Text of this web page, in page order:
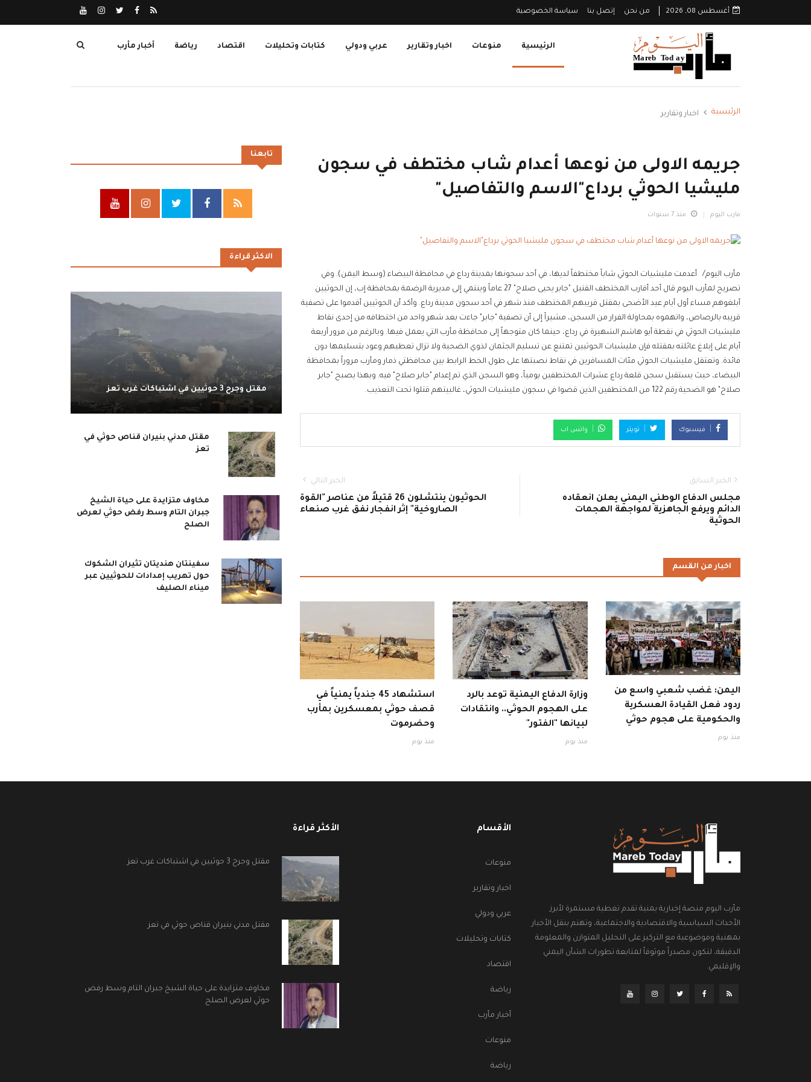
أغسطس 08, 2026 من نحن إتصل بنا سياسة الخصوصية
الرئيسية منوعات اخبار وتقارير عربي ودولي كتابات وتحليلات اقتصاد رياضة أخبار مأرب
الرئيسية اخبار وتقارير
جريمه الاولى من نوعها أعدام شاب مختطف في سجون
مليشيا الحوثي برداع"الاسم والتفاصيل"
مارب اليوم منذ 7 سنوات
مأرب اليوم/ أعدمت مليشيات الحوثي شاباً مختطفاً لديها، في أحد سجونها بمدينة رداع في محافظة البيضاء (وسط اليمن). وفي
تصريح لمأرب اليوم قال أحد أقارب المختطف القتيل "جابر يحيى صلاح" 27 عاماً وينتمي إلى مديرية الرضمة بمحافظة إب، إن الحوثيين
أبلغوهم مساء أول أيام عيد الأضحى بمقتل قريبهم المختطف منذ شهر في أحد سجون مدينة رداع. وأكد أن الحوثيين أقدموا على تصفية
قريبه بالرصاص، واتهموه بمحاولة الفرار من السجن، مشيراً إلى أن تصفية "جابر" جاءت بعد شهر واحد من اختطافه من إحدى نقاط
مليشيات الحوثي في نقطة أبو هاشم الشهيرة في رداع، حينما كان متوجهاً إلى محافظة مأرب التي يعمل فيها. وبالرغم من مرور أربعة
أيام على إبلاغ عائلته بمقتله فإن مليشيات الحوثيين تمتنع عن تسليم الجثمان لذوي الضحية ولا تزال تعطيهم وعود بتسليمها دون
فائدة. وتعتقل مليشيات الحوثي مئات المسافرين في نقاط نصبتها على طول الخط الرابط بين محافظتي ذمار ومأرب مروراً بمحافظة
البيضاء، حيث يستقبل سجن قلعة رداع عشرات المختطفين يومياً، وهو السجن الذي تم إعدام "جابر صلاح" فيه. وبهذا يصبح "جابر
صلاح" هو الضحية رقم 122 من المختطفين الذين قضوا في سجون مليشيات الحوثي، غالبيتهم قتلوا تحت التعذيب.
فيسبوك تويتر واتس اب
الخبر السابق
مجلس الدفاع الوطني اليمني يعلن انعقاده
الدائم ويرفع الجاهزية لمواجهة الهجمات
الحوثية
الخبر التالي
الحوثيون ينتشلون 26 قتيلاً من عناصر "القوة
الصاروخية" إثر انفجار نفق غرب صنعاء
اخبار من القسم
اليمن: غضب شعبي واسع من
ردود فعل القيادة العسكرية
والحكومية على هجوم حوثي
منذ يوم
وزارة الدفاع اليمنية توعد بالرد
على الهجوم الحوثي.. وانتقادات
لبيانها "الفتور"
منذ يوم
استشهاد 45 جندياً يمنياً في
قصف حوثي بمعسكرين بمأرب
وحضرموت
منذ يوم
تابعنا
الاكثر قراءة
مقتل وجرح 3 حوثيين في اشتباكات غرب تعز
مقتل مدني بنيران قناص حوثي في
تعز
مخاوف متزايدة على حياة الشيخ
جبران التام وسط رفض حوثي لعرض
الصلح
سفينتان هنديتان تثيران الشكوك
حول تهريب إمدادات للحوثيين عبر
ميناء الصليف
مأرب اليوم منصة إخبارية يمنية تقدم تغطية مستمرة لأبرز
الأحداث السياسية والاقتصادية والاجتماعية، وتهتم بنقل الأخبار
بمهنية وموضوعية مع التركيز على التحليل المتوازن والمعلومة
الدقيقة، لتكون مصدراً موثوقاً لمتابعة تطورات الشأن اليمني
والإقليمي.
الأقسام
منوعات
اخبار وتقارير
عربي ودولي
كتابات وتحليلات
اقتصاد
رياضة
أخبار مأرب
منوعات
رياضة
الأكثر قراءة
مقتل وجرح 3 حوثيين في اشتباكات غرب تعز
مقتل مدني بنيران قناص حوثي في تعز
مخاوف متزايدة على حياة الشيخ جبران التام وسط رفض
حوثي لعرض الصلح